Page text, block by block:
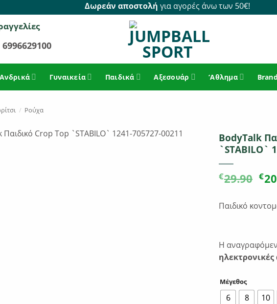
Δωρεάν αποστολή για αγορές άνω των 50€!
6996629100
Ανδρικά Γυναικεία Παιδικά Αξεσουάρ ‘Αθλημα
/ Ρούχα
BodyTalk
`STABILO`
€29.90 €
Παιδικό
Η
ηλεκτρονικές
Μέγεθος
6 8 10